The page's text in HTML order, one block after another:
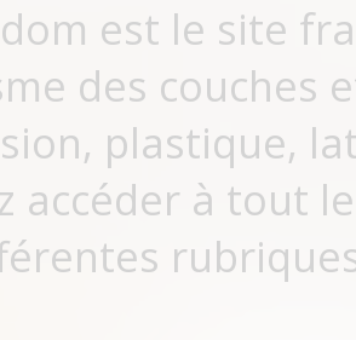
est le site
des couches
plastique,
accéder à tout